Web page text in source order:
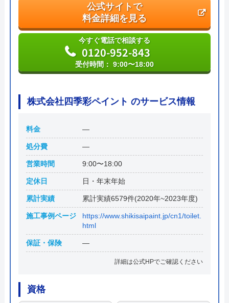
1991年6月設立
本社所在地
〒904-2213
沖縄県うるま市字田場1061番地
公式サイトで
料金詳細を見る
今すぐ電話で相談する
0120-952-843
受付時間： 9:00〜18:00
株式会社四季彩ペイント のサービス情報
料金 ―
処分費 ―
営業時間 9:00〜18:00
定休日 日・年末年始
累計実績 累計実績6579件(2020年~2023年度)
施工事例ページ
https://www.shikisaipaint.jp/cn1/toilet.
html
保証・保険 ―
詳細は公式HPでご確認ください
資格